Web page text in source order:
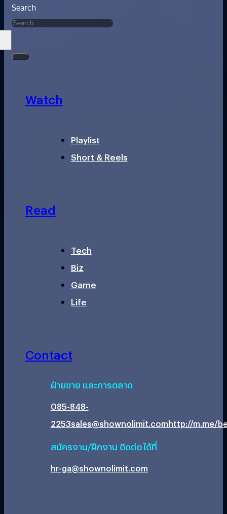
Search
Watch
Playlist
Short & Reels
Read
Tech
Biz
Game
Life
Contact
ฝ่ายขาย และการตลาด
085-848-
2253sales@shownolimit.comhttp://m.me/
สมัครงาน/ฝึกงาน ติดต่อได้ที่
hr-ga@shownolimit.com